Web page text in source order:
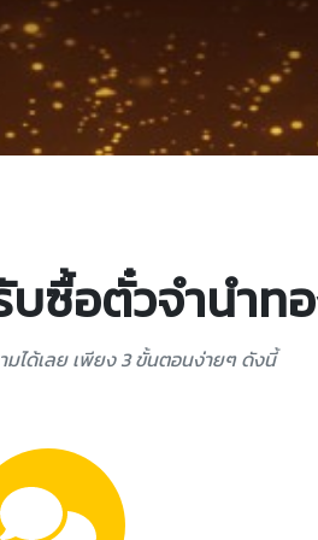
ซื้อตั๋วจำนำท
มได้เลย เพียง 3 ขั้นตอนง่ายๆ ดังนี้